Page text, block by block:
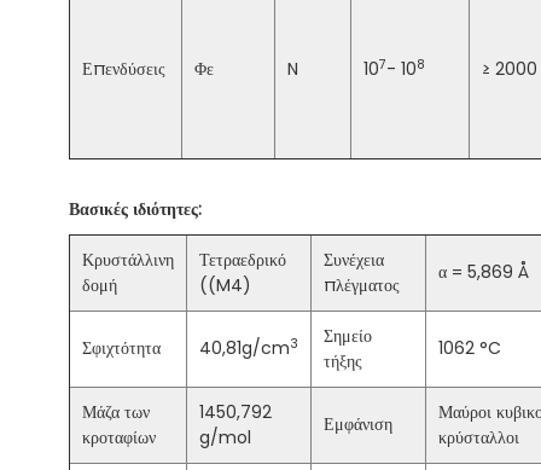
Επενδύσεις Φε N 107- 108 ≥ 2000
Βασικές ιδιότητες:
Κρυστάλλινη
δομή
Τετραεδρικό
((M4)
Συνέχεια
πλέγματος
α = 5,869 Å
Σφιχτότητα 40,81g/cm3
Σημείο
τήξης
1062 °C
Μάζα των
κροταφίων
1450,792
g/mol
Εμφάνιση
Μαύροι
κρύσταλλοι